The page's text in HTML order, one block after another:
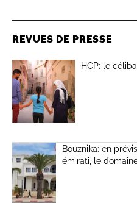
REVUES DE PRESSE
HCP: le
Bouznika: en
émirati, le